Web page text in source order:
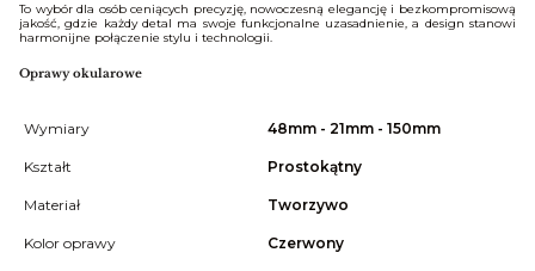
To wybór dla osób ceniących precyzję, nowoczesną elegancję i bezkompromisową
jakość, gdzie każdy detal ma swoje funkcjonalne uzasadnienie, a design stanowi
harmonijne połączenie stylu i technologii.
Oprawy okularowe
Wymiary 48mm - 21mm - 150mm
Kształt Prostokątny
Materiał Tworzywo
Kolor oprawy Czerwony